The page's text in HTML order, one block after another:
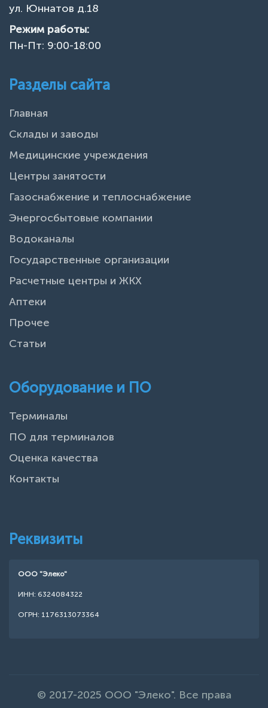
ул. Юннатов д.18
Режим работы:
Пн-Пт: 9:00-18:00
Разделы сайта
Главная
Склады и заводы
Медицинские учреждения
Центры занятости
Газоснабжение и теплоснабжение
Энергосбытовые компании
Водоканалы
Государственные организации
Расчетные центры и ЖКХ
Аптеки
Прочее
Статьи
Оборудование и ПО
Терминалы
ПО для терминалов
Оценка качества
Контакты
Реквизиты
ООО "Элеко"
ИНН: 6324084322
ОГРН: 1176313073364
© 2017-2025 ООО "Элеко". Все права